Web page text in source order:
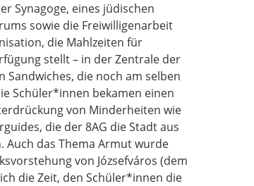
Synagoge, eines jüdischen
sowie die Freiwilligenarbeit
die Mahlzeiten für
stellt – in der Zentrale der
die noch am selben
Schüler*innen bekamen einen
von Minderheiten wie
die der 8AG die Stadt aus
Auch das Thema Armut wurde
von Józsefváros (dem
die Zeit, den Schüler*innen die